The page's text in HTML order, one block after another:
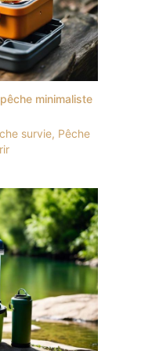
minimaliste
survie, Pêche